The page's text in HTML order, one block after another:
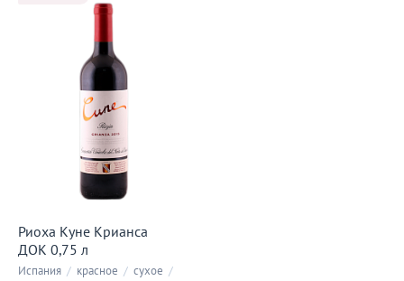
Риоха Куне Крианса
ДОК 0,75 л
Испания / красное / сухое /